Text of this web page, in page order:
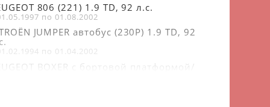
806 (221) 1.9 TD, 92 л.с.
по 01.08.2002
JUMPER автобус (230P) 1.9 TD, 92
по 01.04.2002
BOXER c бортовой платформой/